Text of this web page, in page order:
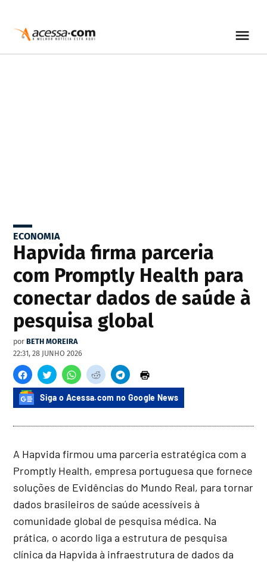
ECONOMIA
Hapvida firma parceria
com Promptly Health para
conectar dados de saúde à
pesquisa global
por BETH MOREIRA
22:31, 28 JUNHO 2026
Siga o Acessa.com no Google News
A Hapvida firmou uma parceria estratégica com a
Promptly Health, empresa portuguesa que fornece
soluções de Evidências do Mundo Real, para tornar
dados brasileiros de saúde acessíveis à
comunidade global de pesquisa médica. Na
prática, o acordo liga a estrutura de pesquisa
clínica da Hapvida à infraestrutura de dados da